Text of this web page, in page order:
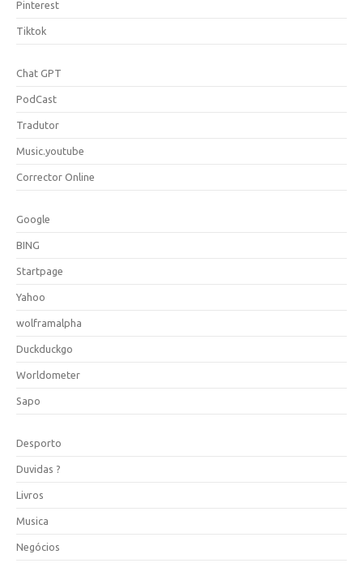
Pinterest
Tiktok
Chat GPT
PodCast
Tradutor
Music.youtube
Corrector Online
Google
BING
Startpage
Yahoo
wolframalpha
Duckduckgo
Worldometer
Sapo
Desporto
Duvidas ?
Livros
Musica
Negócios